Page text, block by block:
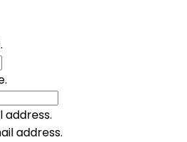
address.
address.